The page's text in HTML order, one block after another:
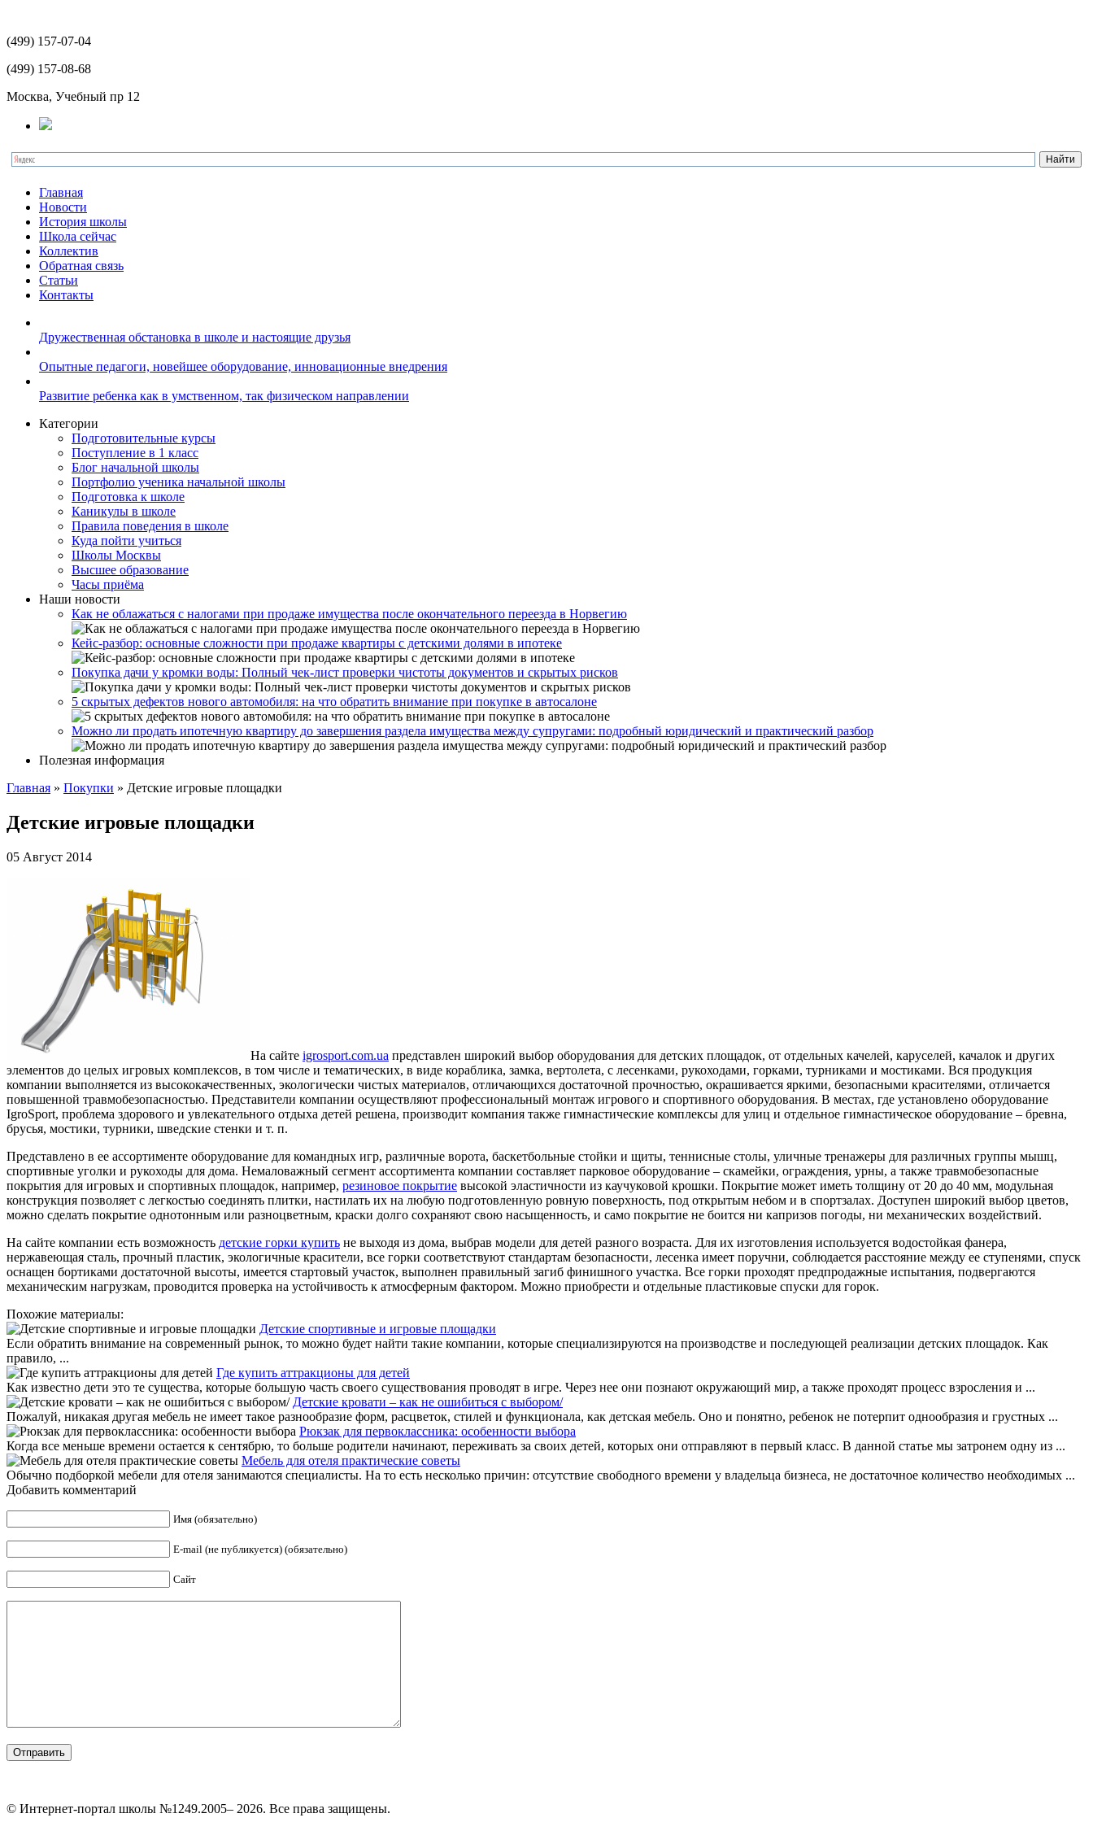
(499) 157-07-04
(499) 157-08-68
Москва, Учебный пр 12
Главная
Новости
История школы
Школа сейчас
Коллектив
Обратная связь
Статьи
Контакты
Дружественная обстановка в школе и настоящие друзья
Опытные педагоги, новейшее оборудование, инновационные внедрения
Развитие ребенка как в умственном, так физическом направлении
Категории
Подготовительные курсы
Поступление в 1 класс
Блог начальной школы
Портфолио ученика начальной школы
Подготовка к школе
Каникулы в школе
Правила поведения в школе
Куда пойти учиться
Школы Москвы
Высшее образование
Часы приёма
Наши новости
Как не облажаться с налогами при продаже имущества после окончательного переезда в Норвегию
Кейс-разбор: основные сложности при продаже квартиры с детскими долями в ипотеке
Покупка дачи у кромки воды: Полный чек-лист проверки чистоты документов и скрытых рисков
5 скрытых дефектов нового автомобиля: на что обратить внимание при покупке в автосалоне
Можно ли продать ипотечную квартиру до завершения раздела имущества между супругами: подробный юридический и практический разбор
Полезная информация
Главная » Покупки » Детские игровые площадки
Детские игровые площадки
05 Август 2014
На сайте igrosport.com.ua представлен широкий выбор оборудования для детских площадок, от отдельных качелей, каруселей, качалок и других
элементов до целых игровых комплексов, в том числе и тематических, в виде кораблика, замка, вертолета, с лесенками, рукоходами, горками, турниками и мостиками. Вся продукция
компании выполняется из высококачественных, экологически чистых материалов, отличающихся достаточной прочностью, окрашивается яркими, безопасными красителями, отличается
повышенной травмобезопасностью. Представители компании осуществляют профессиональный монтаж игрового и спортивного оборудования. В местах, где установлено оборудование
IgroSport, проблема здорового и увлекательного отдыха детей решена, производит компания также гимнастические комплексы для улиц и отдельное гимнастическое оборудование – бревна,
брусья, мостики, турники, шведские стенки и т. п.
Представлено в ее ассортименте оборудование для командных игр, различные ворота, баскетбольные стойки и щиты, теннисные столы, уличные тренажеры для различных группы мышц,
спортивные уголки и рукоходы для дома. Немаловажный сегмент ассортимента компании составляет парковое оборудование – скамейки, ограждения, урны, а также травмобезопасные
покрытия для игровых и спортивных площадок, например, резиновое покрытие высокой эластичности из каучуковой крошки. Покрытие может иметь толщину от 20 до 40 мм, модульная
конструкция позволяет с легкостью соединять плитки, настилать их на любую подготовленную ровную поверхность, под открытым небом и в спортзалах. Доступен широкий выбор цветов,
можно сделать покрытие однотонным или разноцветным, краски долго сохраняют свою насыщенность, и само покрытие не боится ни капризов погоды, ни механических воздействий.
На сайте компании есть возможность детские горки купить не выходя из дома, выбрав модели для детей разного возраста. Для их изготовления используется водостойкая фанера,
нержавеющая сталь, прочный пластик, экологичные красители, все горки соответствуют стандартам безопасности, лесенка имеет поручни, соблюдается расстояние между ее ступенями, спуск
оснащен бортиками достаточной высоты, имеется стартовый участок, выполнен правильный загиб финишного участка. Все горки проходят предпродажные испытания, подвергаются
механическим нагрузкам, проводится проверка на устойчивость к атмосферным фактором. Можно приобрести и отдельные пластиковые спуски для горок.
Похожие материалы:
Детские спортивные и игровые площадки
Если обратить внимание на современный рынок, то можно будет найти такие компании, которые специализируются на производстве и последующей реализации детских площадок. Как
правило, ...
Где купить аттракционы для детей
Как известно дети это те существа, которые большую часть своего существования проводят в игре. Через нее они познают окружающий мир, а также проходят процесс взросления и ...
Детские кровати – как не ошибиться с выбором/
Пожалуй, никакая другая мебель не имеет такое разнообразие форм, расцветок, стилей и функционала, как детская мебель. Оно и понятно, ребенок не потерпит однообразия и грустных ...
Рюкзак для первоклассника: особенности выбора
Когда все меньше времени остается к сентябрю, то больше родители начинают, переживать за своих детей, которых они отправляют в первый класс. В данной статье мы затронем одну из ...
Мебель для отеля практические советы
Обычно подборкой мебели для отеля занимаются специалисты. На то есть несколько причин: отсутствие свободного времени у владельца бизнеса, не достаточное количество необходимых ...
Добавить комментарий
Имя (обязательно)
E-mail (не публикуется) (обязательно)
Сайт
© Интернет-портал школы №1249.2005– 2026. Все права защищены.